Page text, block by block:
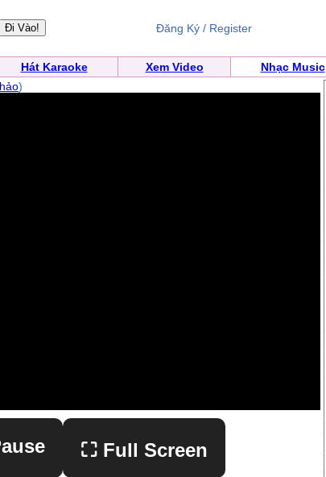
Đăng Ký / Register
Hát Karaoke Xem Video Nhạc Music
)
⛶ Full Screen